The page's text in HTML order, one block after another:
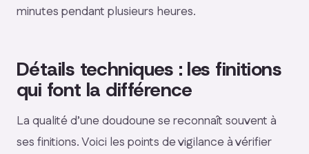
minutes pendant plusieurs heures.
Détails techniques : les finitions
qui font la différence
La qualité d’une doudoune se reconnaît souvent à
ses finitions. Voici les points de vigilance à vérifier